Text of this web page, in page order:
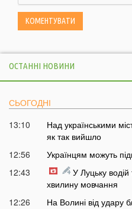
ОСТАННІ НОВИНИ
СЬОГОДНІ
13:10
Над українськими
як так вийшло
12:56
Українцям можуть
12:43
У Луцьку
хвилину мовчання
12:26
На Волині від удару